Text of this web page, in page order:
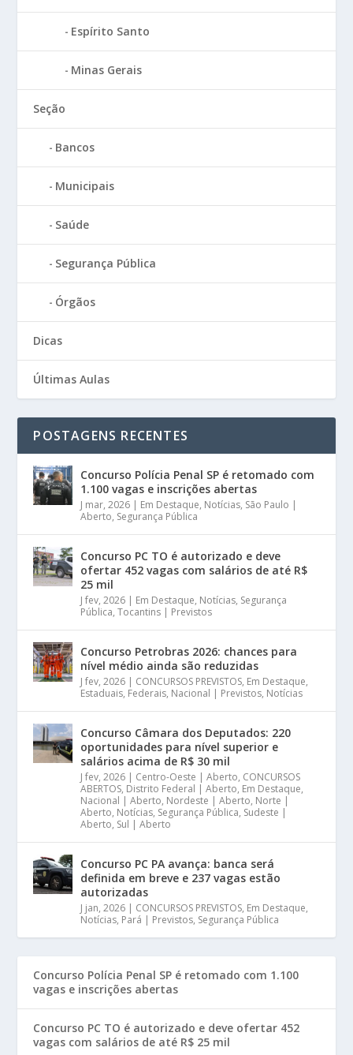
Espírito Santo
Minas Gerais
Seção
Bancos
Municipais
Saúde
Segurança Pública
Órgãos
Dicas
Últimas Aulas
POSTAGENS RECENTES
Concurso Polícia Penal SP é retomado com
1.100 vagas e inscrições abertas
J mar, 2026 | Em Destaque, Notícias, São Paulo |
Aberto, Segurança Pública
Concurso PC TO é autorizado e deve
ofertar 452 vagas com salários de até R$
25 mil
J fev, 2026 | Em Destaque, Notícias, Segurança
Pública,Tocantins | Previstos
Concurso Petrobras 2026: chances para
nível médio ainda são reduzidas
J fev, 2026 | CONCURSOS PREVISTOS, Em Destaque,
Estaduais, Federais, Nacional | Previstos, Notícias
Concurso Câmara dos Deputados: 220
oportunidades para nível superior e
salários acima de R$ 30 mil
J fev, 2026 | Centro-Oeste | Aberto, CONCURSOS
ABERTOS, Distrito Federal | Aberto, Em Destaque,
Nacional | Aberto, Nordeste | Aberto, Norte |
Aberto, Notícias, Segurança Pública, Sudeste |
Aberto, Sul | Aberto
Concurso PC PA avança: banca será
definida em breve e 237 vagas estão
autorizadas
J jan, 2026 | CONCURSOS PREVISTOS, Em Destaque,
Notícias, Pará | Previstos, Segurança Pública
Concurso Polícia Penal SP é retomado com 1.100
vagas e inscrições abertas
Concurso PC TO é autorizado e deve ofertar 452
vagas com salários de até R$ 25 mil